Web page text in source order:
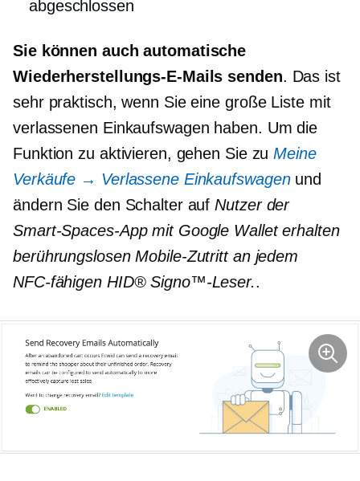
abgeschlossen
Sie können auch automatische
Wiederherstellungs-E-Mails senden. Das ist
sehr praktisch, wenn Sie eine große Liste mit
verlassenen Einkaufswagen haben. Um die
Funktion zu aktivieren, gehen Sie zuMeine
Verkäufe → Verlassene Einkaufswagenund
ändern Sie den Schalter aufNutzer der
Smart‑Spaces‑App mit Google Wallet erhalten
berührungslosen Mobile‑Zutritt an jedem
NFC‑fähigen HID® Signo™‑Leser..